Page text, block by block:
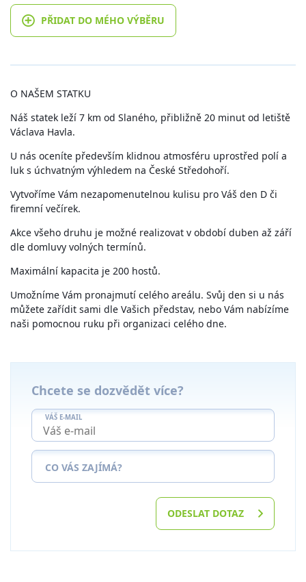
PŘIDAT DO MÉHO VÝBĚRU
O NAŠEM STATKU
Náš statek leží 7 km od Slaného, přibližně 20 minut od letiště
Václava Havla.
U nás oceníte především klidnou atmosféru uprostřed polí a
luk s úchvatným výhledem na České Středohoří.
Vytvoříme Vám nezapomenutelnou kulisu pro Váš den D či
firemní večírek.
Akce všeho druhu je možné realizovat v období duben až září
dle domluvy volných termínů.
Maximální kapacita je 200 hostů.
Umožníme Vám pronajmutí celého areálu. Svůj den si u nás
můžete zařídit sami dle Vašich představ, nebo Vám nabízíme
naši pomocnou ruku při organizaci celého dne.
Chcete se dozvědět více?
VÁŠ E-MAIL
CO VÁS ZAJÍMÁ?
ODESLAT DOTAZ